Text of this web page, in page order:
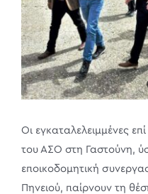
Οι εγκαταλελειμμένες
του ΑΣΟ στη Γαστούνη,
εποικοδομητική
Πηνειού, παίρνουν τη